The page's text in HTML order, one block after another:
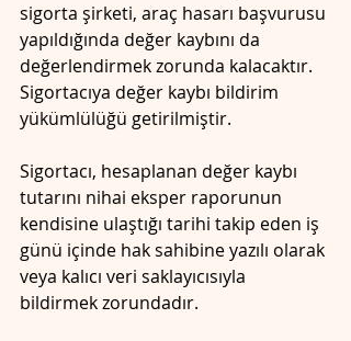
sigorta şirketi, araç hasarı başvurusu
yapıldığında değer kaybını da
değerlendirmek zorunda kalacaktır.
Sigortacıya değer kaybı bildirim
yükümlülüğü getirilmiştir.
Sigortacı, hesaplanan değer kaybı
tutarını nihai eksper raporunun
kendisine ulaştığı tarihi takip eden iş
günü içinde hak sahibine yazılı olarak
veya kalıcı veri saklayıcısıyla
bildirmek zorundadır.